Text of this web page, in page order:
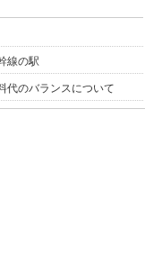
線の駅
代のバランスについて